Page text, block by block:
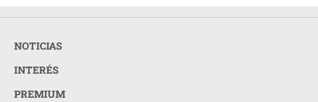
NOTICIAS
INTERÉS
PREMIUM